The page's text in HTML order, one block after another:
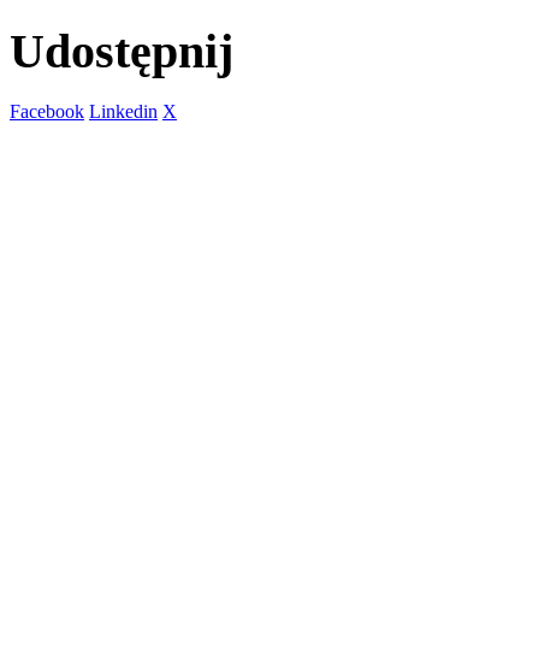
Udostępnij
Facebook Linkedin X